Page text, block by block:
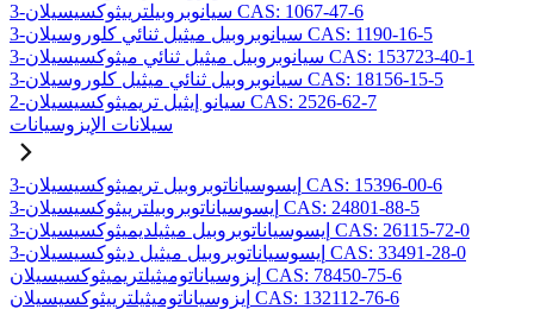
3-سيانوبروبيلترييثوكسيسيلان CAS: 1067-47-6
3-سيانوبروبيل ميثيل ثنائي كلوروسيلان CAS: 1190-16-5
3-سيانوبروبيل ميثيل ثنائي ميثوكسيسيلان CAS: 153723-40-1
3-سيانوبروبيل ثنائي ميثيل كلوروسيلان CAS: 18156-15-5
2-سيانو إيثيل تريميثوكسيسيلان CAS: 2526-62-7
سيلانات الإيزوسيانات
3-إيسوسياناتوبروبيل تريميثوكسيسيلان CAS: 15396-00-6
3-إيسوسياناتوبروبيلترييثوكسيسيلان CAS: 24801-88-5
3-إيسوسياناتوبروبيل ميثيلديميثوكسيسيلان CAS: 26115-72-0
3-إيسوسياناتوبروبيل ميثيل ديثوكسيسيلان CAS: 33491-28-0
إيزوسياناتوميثيلتريميثوكسيسيلان CAS: 78450-75-6
إيزوسياناتوميثيلترييثوكسيسيلان CAS: 132112-76-6